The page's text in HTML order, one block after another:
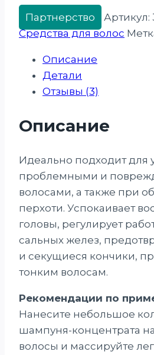
Партнерство Артикул:
Средства для волос
Описание
Детали
Отзывы (3)
Описание
Идеально подходит для
проблемными и
волосами, а также при
перхоти. Успокаивает
головы, регулирует
сальных желез,
и секущиеся кончики,
тонким волосам.
Рекомендации по
Нанесите небольшое
шампуня-концентрата
волосы и массируйте